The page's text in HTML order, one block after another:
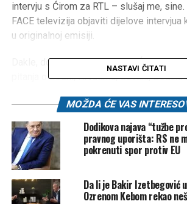
intervju s Ćirom za RTL – slušaj me, sine.
FACE televizija objaviti dijelove intervjua
u originalnoj emisiji.
Dakle, doslovce ekskluzivno, Ćiro
pitanja o Bosni, Hrvatima, Čoviću, Dodiku
dok ga je Andrija pitao – pa, ovaj će ovo
umrem. Ok, dat ću mu nekoliko izjava,
mortem, post festum.
NASTAVI ČITATI
MOŽDA ĆE VAS
Dodikova najava “tužbe
pravnog uporišta: RS ne
pokrenuti spor protiv EU
Da li je Bakir Izetbegović
Ozrenom Kebom rekao